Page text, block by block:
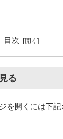
目次
る
を開くには下